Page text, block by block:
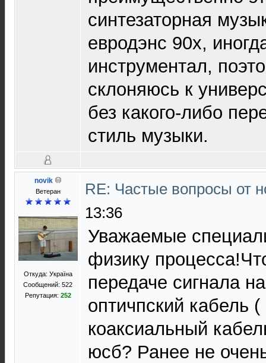
синтезаторная
евродэнс 90х,
инструментал,
склоняюсь к
без какого-либо
стиль музыки.
novik
Ветеран
Откуда: Україна
Сообщений: 522
Репутация: 252
RE: Частые вопросы от
13:36
Уважаемые
физику
передаче сигнала
оптичпский кабель
коаксиальный
юсб? Ранее не